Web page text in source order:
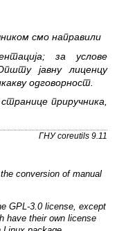
смо направили
за услове
јавну лиценцу
одговорност.
приручника,
ГНУ coreutils 9.11
conversion of manual
GPL-3.0license, except
have their own license